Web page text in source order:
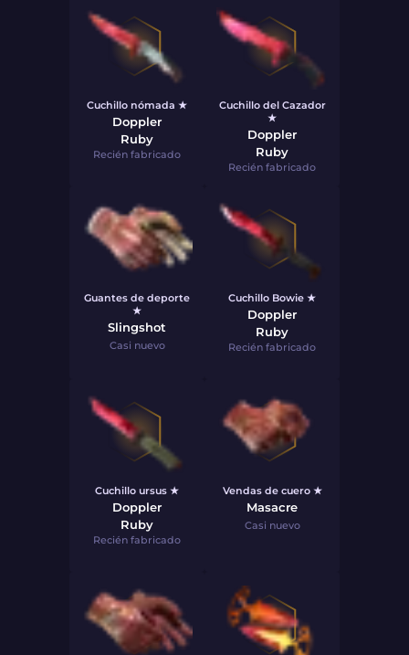
Cuchillo nómada ★
Doppler
Ruby
Recién fabricado
Cuchillo del Cazador
★
Doppler
Ruby
Recién fabricado
Guantes de deporte
★
Slingshot
Casi nuevo
Cuchillo Bowie ★
Doppler
Ruby
Recién fabricado
Cuchillo ursus ★
Doppler
Ruby
Recién fabricado
Vendas de cuero ★
Masacre
Casi nuevo